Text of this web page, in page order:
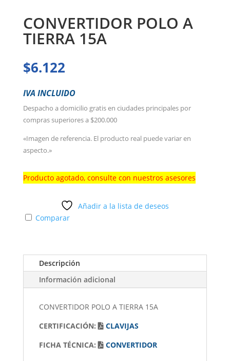
CONVERTIDOR POLO A
TIERRA 15A
$6.122
IVA INCLUIDO
Despacho a domicilio gratis en ciudades principales por
compras superiores a $200.000
«Imagen de referencia. El producto real puede variar en
aspecto.»
Producto agotado, consulte con nuestros asesores
Añadir a la lista de deseos
Comparar
Descripción
Información adicional
CONVERTIDOR POLO A TIERRA 15A
CERTIFICACIÓN:
CLAVIJAS
FICHA TÉCNICA:
CONVERTIDOR